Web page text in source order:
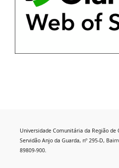
Universidade Comunitária da Região de
Servidão Anjo da Guarda, nº 295-D,
89809-900.